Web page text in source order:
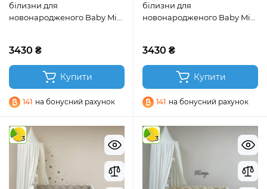
білизни для
новонародженого Baby Mix
3430 ₴
Купити
141 на бонусний рахунок
білизни для
новонародженого Baby Mix
3430 ₴
Купити
141 на бонусний рахунок
3 3